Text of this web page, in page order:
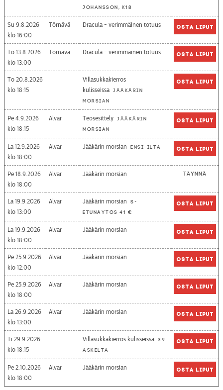
Johansson, K18
Su 9.8.2026
16:00
Törnävä Dracula - verimmäinen totuus Osta liput
To 13.8.2026
13:00
Törnävä Dracula - verimmäinen totuus Osta liput
To 20.8.2026
18:15
Villasukkakierros
kulisseissa Jääkärin
morsian
Osta liput
Pe 4.9.2026
18:15
Alvar Teosesittely Jääkärin
morsian
Osta liput
La 12.9.2026
18:00
Alvar Jääkärin morsian Ensi-ilta Osta liput
Pe 18.9.2026
18:00
Alvar Jääkärin morsian Täynnä
La 19.9.2026
13:00
Alvar Jääkärin morsian
S-
etunäytös 41 €
Osta liput
La 19.9.2026
18:00
Alvar Jääkärin morsian Osta liput
Pe 25.9.2026
12:00
Alvar Jääkärin morsian Osta liput
Pe 25.9.2026
18:00
Alvar Jääkärin morsian Osta liput
La 26.9.2026
13:00
Alvar Jääkärin morsian Osta liput
Ti 29.9.2026
18:15
Villasukkakierros kulisseissa 39
askelta
Osta liput
Pe 2.10.2026
18:00
Alvar Jääkärin morsian Osta liput